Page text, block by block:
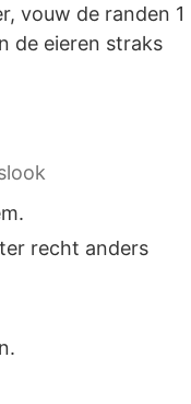
vouw de randen 1
de eieren straks
recht anders